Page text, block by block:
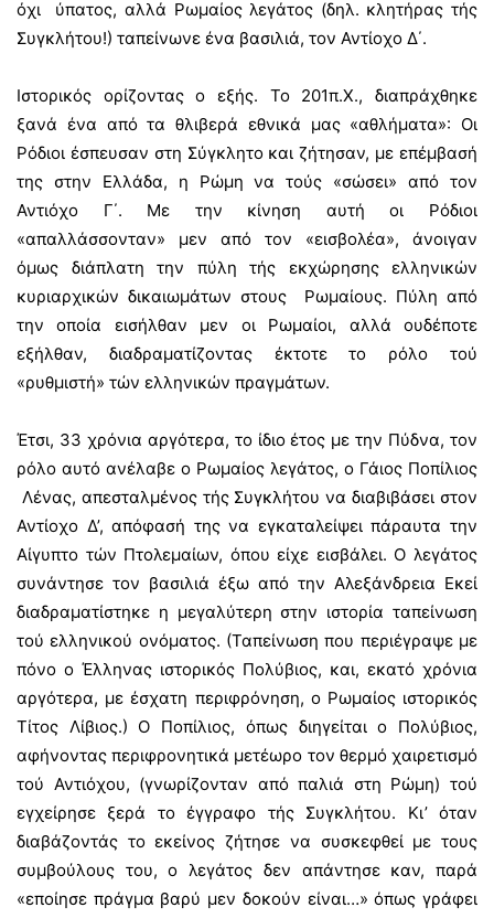
όχι ύπατος, αλλά Ρωμαίος λεγάτος (δηλ. κλητήρας τής
Συγκλήτου!) ταπείνωνε ένα βασιλιά, τον Αντίοχο Δ΄.
Ιστορικός ορίζοντας ο εξής. Το 201π.Χ., διαπράχθηκε
ξανά ένα από τα θλιβερά εθνικά μας «αθλήματα»: Οι
Ρόδιοι έσπευσαν στη Σύγκλητο και ζήτησαν, με επέμβασή
της στην Ελλάδα, η Ρώμη να τούς «σώσει» από τον
Αντιόχο Γ΄. Με την κίνηση αυτή οι Ρόδιοι
«απαλλάσσονταν» μεν από τον «εισβολέα», άνοιγαν
όμως διάπλατη την πύλη τής εκχώρησης ελληνικών
κυριαρχικών δικαιωμάτων στους Ρωμαίους. Πύλη από
την οποία εισήλθαν μεν οι Ρωμαίοι, αλλά ουδέποτε
εξήλθαν, διαδραματίζοντας έκτοτε το ρόλο τού
«ρυθμιστή» τών ελληνικών πραγμάτων.
Έτσι, 33 χρόνια αργότερα, το ίδιο έτος με την Πύδνα, τον
ρόλο αυτό ανέλαβε ο Ρωμαίος λεγάτος, ο Γάιος Ποπίλιος
Λένας, απεσταλμένος τής Συγκλήτου να διαβιβάσει στον
Αντίοχο Δ’, απόφασή της να εγκαταλείψει πάραυτα την
Αίγυπτο τών Πτολεμαίων, όπου είχε εισβάλει. Ο λεγάτος
συνάντησε τον βασιλιά έξω από την Αλεξάνδρεια Εκεί
διαδραματίστηκε η μεγαλύτερη στην ιστορία ταπείνωση
τού ελληνικού ονόματος. (Ταπείνωση που περιέγραψε με
πόνο ο Έλληνας ιστορικός Πολύβιος, και, εκατό χρόνια
αργότερα, με έσχατη περιφρόνηση, ο Ρωμαίος ιστορικός
Τίτος Λίβιος.) Ο Ποπίλιος, όπως διηγείται ο Πολύβιος,
αφήνοντας περιφρονητικά μετέωρο τον θερμό χαιρετισμό
τού Αντιόχου, (γνωρίζονταν από παλιά στη Ρώμη) τού
εγχείρησε ξερά το έγγραφο τής Συγκλήτου. Κι’ όταν
διαβάζοντάς το εκείνος ζήτησε να συσκεφθεί με τους
συμβούλους του, ο λεγάτος δεν απάντησε καν, παρά
«εποίησε πράγμα βαρύ μεν δοκούν είναι…» όπως γράφει